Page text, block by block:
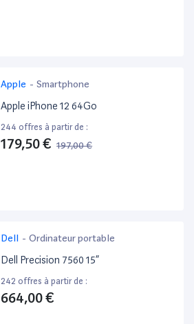
Apple - Smartphone
Apple iPhone 12 64Go
244 offres à partir de :
179,50 € 197,00 €
Dell - Ordinateur portable
Dell Precision 7560 15”
242 offres à partir de :
664,00 €